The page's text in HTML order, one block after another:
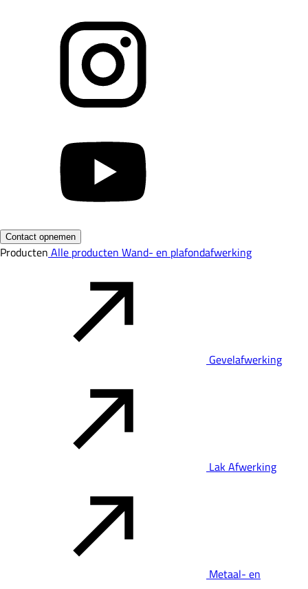
Contact opnemen
Producten Alle producten Wand- en plafondafwerking
Gevelafwerking
Lak Afwerking
Metaal- en